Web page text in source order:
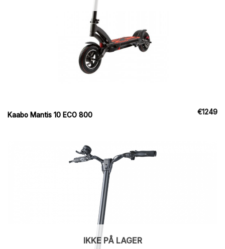
Kaabo Mantis 10 ECO 800 €1249
IKKE PÅ LAGER